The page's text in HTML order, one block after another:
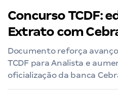
Concurso TCDF:
Extrato com
Documento reforça
TCDF para Analista e
oficialização da banca